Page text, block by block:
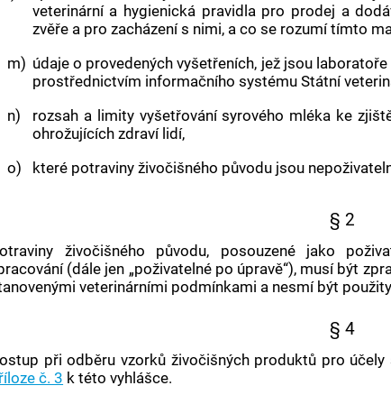
veterinární a hygienická pravidla pro prodej a
zvěře a pro zacházení s nimi, a co se rozumí tímto
m) údaje o provedených vyšetřeních, jež jsou
prostřednictvím informačního systému Státní
n)
rozsah a limity vyšetřování syrového mléka ke
ohrožujících zdraví lidí,
o)
které potraviny živočišného původu jsou
§ 2
živočišného původu, posouzené jako
(dále jen „poživatelné po úpravě“), musí být
veterinárními podmínkami a nesmí být
§ 4
při odběru vzorků živočišných produktů pro účely
č. 3 k této vyhlášce.